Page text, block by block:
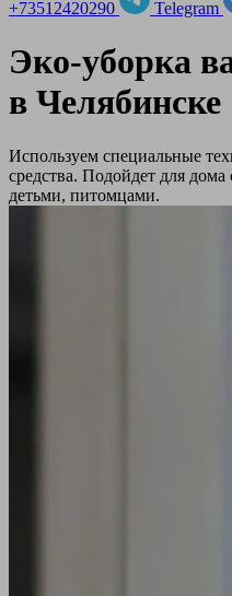
+73512420290 Telegram
Эко-уборка
в Челябинске
Используем специальные
средства. Подойдет для
детьми, питомцами.